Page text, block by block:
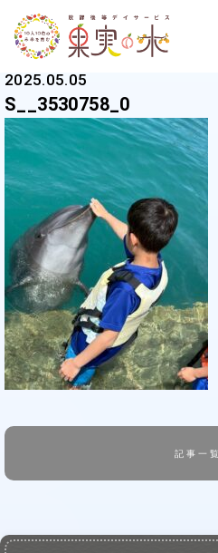
2025.05.05
S__3530758_0
記事一